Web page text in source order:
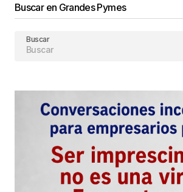
Buscar en Grandes Pymes
Buscar